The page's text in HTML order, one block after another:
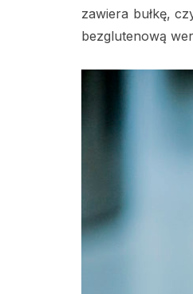
zawiera bułkę,
bezglutenową